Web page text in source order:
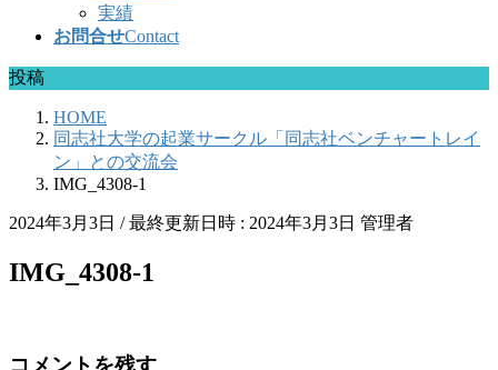
実績
お問合せContact
投稿
HOME
同志社大学の起業サークル「同志社ベンチャートレイ
ン」との交流会
IMG_4308-1
2024年3月3日 / 最終更新日時 : 2024年3月3日 管理者
IMG_4308-1
コメントを残す